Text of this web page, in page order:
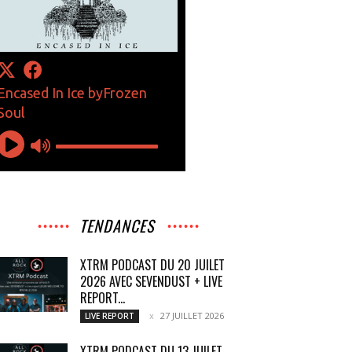
TENDANCES
XTRM PODCAST DU 20 JUILET
2026 AVEC SEVENDUST + LIVE
REPORT...
LIVE REPORT 27 JUILLET 2026